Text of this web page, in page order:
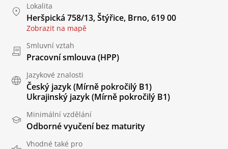
Lokalita
Heršpická 758/13, Štýřice, Brno, 619 00
Zobrazit na mapě
Smluvní vztah
Pracovní smlouva (HPP)
Jazykové znalosti
Český jazyk(Mírně pokročilý B1)
Ukrajinský jazyk(Mírně pokročilý B1)
Minimální vzdělání
Odborné vyučení bez maturity
Vhodné také pro